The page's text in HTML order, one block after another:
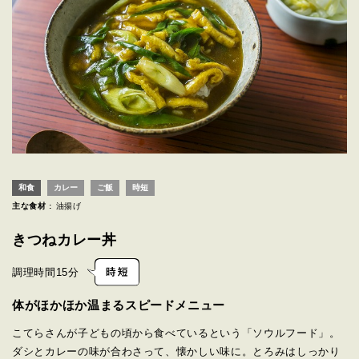
和食 カレー ご飯 時短
主な食材 : 油揚げ
きつねカレー丼
調理時間 15分
体がほかほか温まるスピードメニュー
こてらさんが子どもの頃から食べているという「ソウルフード」。
ダシとカレーの味が合わさって、懐かしい味に。とろみはしっかり